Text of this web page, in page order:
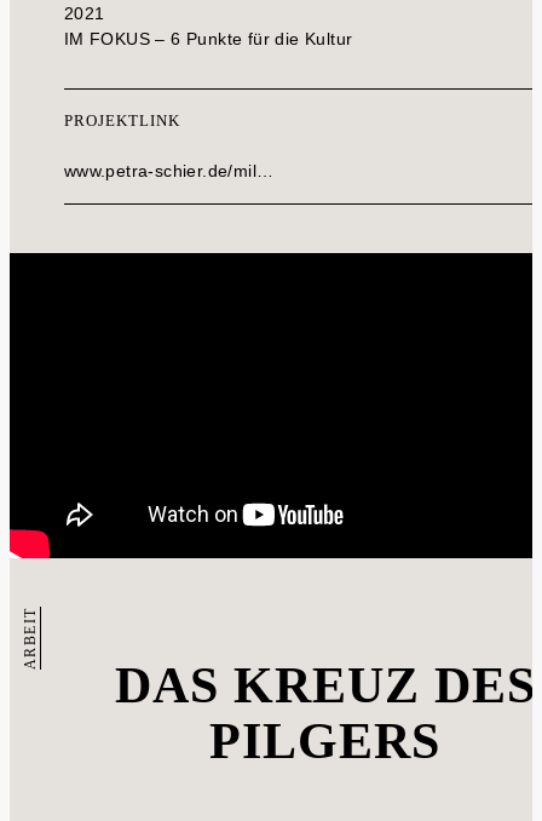
2021
IM FOKUS – 6 Punkte für die Kultur
PROJEKTLINK
www.petra-schier.de/mil…
DAS KREUZ DES
PILGERS
ARBEIT